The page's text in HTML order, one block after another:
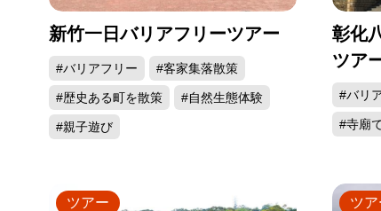
新竹一日バリアフリーツアー
#バリアフリー #客家集落散策
#歴史ある町を散策 #自然生態体験
#親子遊び
彰化
ツア
#バリ
#寺廟
ツアー ツア